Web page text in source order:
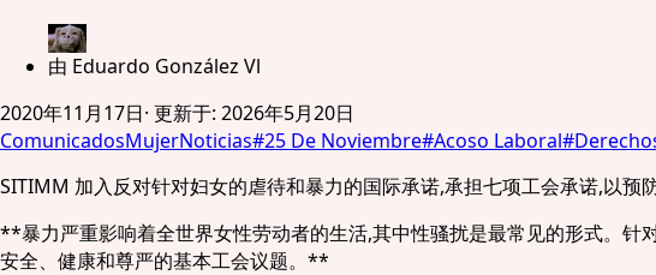
由 Eduardo González Vl
2020年11月17日· 更新于: 2026年5月20日
ComunicadosMujerNoticias#25 De Noviembre#Acoso Laboral#
SITIMM 加入反对针对妇女的虐待和暴力的国际承诺,承担七项工会承诺,以预
**暴力严重影响着全世界女性劳动者的生活,其中性骚扰是最常见的形式。针
安全、健康和尊严的基本工会议题。**